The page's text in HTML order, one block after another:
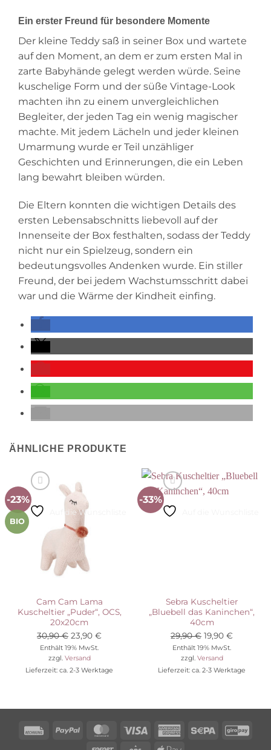
Ein erster Freund für besondere Momente
Der kleine Teddy saß in seiner Box und wartete
auf den Moment, an dem er zum ersten Mal in
zarte Babyhände gelegt werden würde. Seine
kuschelige Form und der süße Vintage-Look
machten ihn zu einem unvergleichlichen
Begleiter, der jeden Tag ein wenig magischer
machte. Mit jedem Lächeln und jeder kleinen
Umarmung wurde er Teil unzähliger
Geschichten und Erinnerungen, die ein Leben
lang bewahrt bleiben würden.
Die Eltern konnten die wichtigen Details des
ersten Lebensabschnitts liebevoll auf der
Innenseite der Box festhalten, sodass der Teddy
nicht nur ein Spielzeug, sondern ein
bedeutungsvolles Andenken wurde. Ein stiller
Freund, der bei jedem Wachstumsschritt dabei
war und die Wärme der Kindheit einfing.
ÄHNLICHE PRODUKTE
-23%
BIO
Auf die Wunschliste
Cam Cam Lama
Kuscheltier „Puder“, OCS,
20x20cm
30,90€ Ursprünglicher
Preis
war:
30,90 €
23,90 €
23,90 €.
Enthält 19% MwSt.
zzgl. Versand
Lieferzeit: ca. 2-3 Werktage
-33%
Sebra Kuscheltier
„Bluebell das Kaninchen“,
40cm
29,90€ Ursprünglicher
Preis
war:
29,90 €
19,90 €
19,90 €.
Enthält 19% MwSt.
zzgl. Versand
Lieferzeit: ca. 2-3 Werktage
RechungPayPal MasterCard
Visa
American Sepa